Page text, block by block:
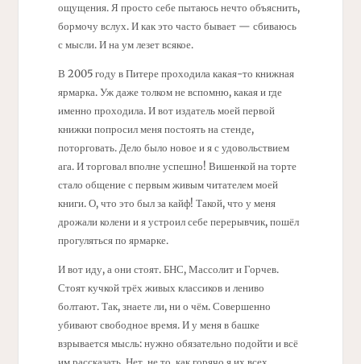
ощущения. Я просто себе пытаюсь нечто объяснить,
бормочу вслух. И как это часто бывает — сбиваюсь
с мысли. И на ум лезет всякое.
В 2005 году в Питере проходила какая-то книжная
ярмарка. Уж даже толком не вспомню, какая и где
именно проходила. И вот издатель моей первой
книжки попросил меня постоять на стенде,
поторговать. Дело было новое и я с удовольствием
ага. И торговал вполне успешно! Вишенкой на торте
стало общение с первым живым читателем моей
книги. О, что это был за кайф! Такой, что у меня
дрожали колени и я устроил себе перерывчик, пошёл
прогуляться по ярмарке.
И вот иду, а они стоят. БНС, Массолит и Горчев.
Стоят кучкой трёх живых классиков и лениво
болтают. Так, знаете ли, ни о чём. Совершенно
убивают свободное время. И у меня в башке
взрывается мысль: нужно обязательно подойти и всё